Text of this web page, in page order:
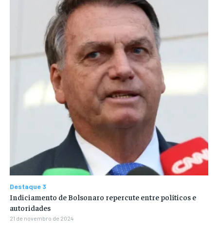
Destaque 3
Indiciamento de Bolsonaro repercute entre políticos e
autoridades
21 de novembro de 2024